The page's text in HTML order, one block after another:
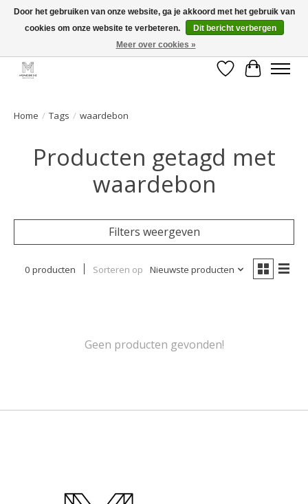
GRATIS verzending vanaf €50 voor BE - €75 voor NL - After pay mogelijk!
Verlanglijst
Home / Tags / waardebon
Producten getagd met
waardebon
Filters weergeven
0 producten Sorteren op Nieuwste producten
Geen producten gevonden!
Door het gebruiken van onze website, ga je akkoord met het gebruik van
cookies om onze website te verbeteren.
Dit bericht verbergen
Meer over cookies »